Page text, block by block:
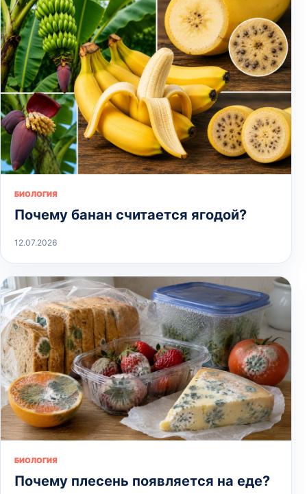
БИОЛОГИЯ
Почему банан считается ягодой?
12.07.2026
БИОЛОГИЯ
Почему плесень появляется на еде?